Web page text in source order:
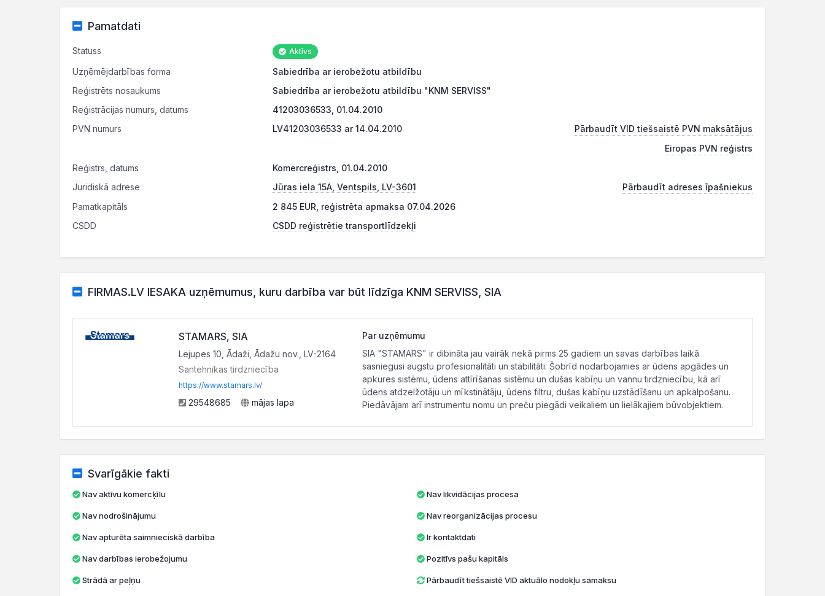
Pamatdati
Statuss Aktīvs
Uzņēmējdarbības forma
Sabiedrība ar ierobežotu atbildību
Reģistrēts nosaukums
Sabiedrība ar ierobežotu atbildību "KNM SERVISS"
Reģistrācijas numurs, datums
41203036533, 01.04.2010
PVN numurs
LV41203036533 ar 14.04.2010
Pārbaudīt VID tiešsaistē PVN maksātājus
Eiropas PVN reģistrs
Reģistrs, datums
Komercreģistrs, 01.04.2010
Juridiskā adrese
Jūras iela 15A, Ventspils, LV-3601
Pārbaudīt adreses īpašniekus
Pamatkapitāls
2 845 EUR, reģistrēta apmaksa 07.04.2026
CSDD
CSDD reģistrētie transportlīdzekļi
FIRMAS.LV IESAKA uzņēmumus, kuru darbība var būt līdzīga KNM SERVISS, SIA
STAMARS, SIA
Lejupes 10, Ādaži, Ādažu nov., LV-2164
Santehnikas tirdzniecība
https://www.stamars.lv/
29548685 mājas lapa
Par uzņēmumu
SIA "STAMARS" ir dibināta jau vairāk nekā pirms 25 gadiem un savas darbības laikā
sasniegusi augstu profesionalitāti un stabilitāti. Šobrīd nodarbojamies ar ūdens apgādes un
apkures sistēmu, ūdens attīrīšanas sistēmu un dušas kabīņu un vannu tirdzniecību, kā arī
ūdens atdzelžotāju un mīkstinātāju, ūdens filtru, dušas kabīņu uzstādīšanu un apkalpošanu.
Piedāvājam arī instrumentu nomu un preču piegādi veikaliem un lielākajiem būvobjektiem.
Svarīgākie fakti
Nav aktīvu komercķīlu
Nav nodrošinājumu
Nav apturēta saimnieciskā darbība
Nav darbības ierobežojumu
Strādā ar peļņu
Nav likvidācijas procesa
Nav reorganizācijas procesu
Ir kontaktdati
Pozitīvs pašu kapitāls
Pārbaudīt tiešsaistē VID aktuālo nodokļu samaksu